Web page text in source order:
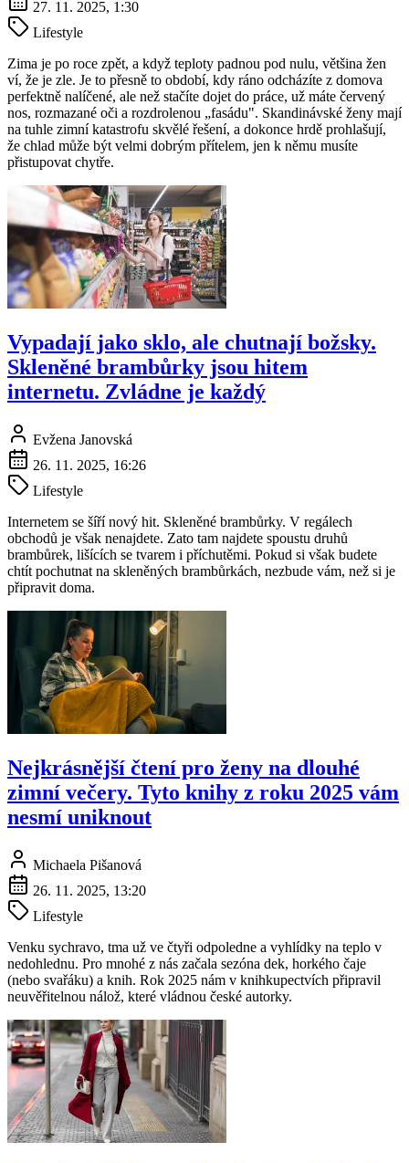
27. 11. 2025, 1:30
Lifestyle
Zima je po roce zpět, a když teploty padnou pod nulu, většina žen
ví, že je zle. Je to přesně to období, kdy ráno odcházíte z domova
perfektně nalíčené, ale než stačíte dojet do práce, už máte červený
nos, rozmazané oči a rozdrolenou „fasádu". Skandinávské ženy mají
na tuhle zimní katastrofu skvělé řešení, a dokonce hrdě prohlašují,
že chlad může být velmi dobrým přítelem, jen k němu musíte
přistupovat chytře.
Vypadají jako sklo, ale chutnají božsky.
Skleněné brambůrky jsou hitem
internetu. Zvládne je každý
Evžena Janovská
26. 11. 2025, 16:26
Lifestyle
Internetem se šíří nový hit. Skleněné brambůrky. V regálech
obchodů je však nenajdete. Zato tam najdete spoustu druhů
brambůrek, lišících se tvarem i příchutěmi. Pokud si však budete
chtít pochutnat na skleněných brambůrkách, nezbude vám, než si je
připravit doma.
Nejkrásnější čtení pro ženy na dlouhé
zimní večery. Tyto knihy z roku 2025 vám
nesmí uniknout
Michaela Pišanová
26. 11. 2025, 13:20
Lifestyle
Venku sychravo, tma už ve čtyři odpoledne a vyhlídky na teplo v
nedohlednu. Pro mnohé z nás začala sezóna dek, horkého čaje
(nebo svařáku) a knih. Rok 2025 nám v knihkupectvích připravil
neuvěřitelnou nálož, které vládnou české autorky.